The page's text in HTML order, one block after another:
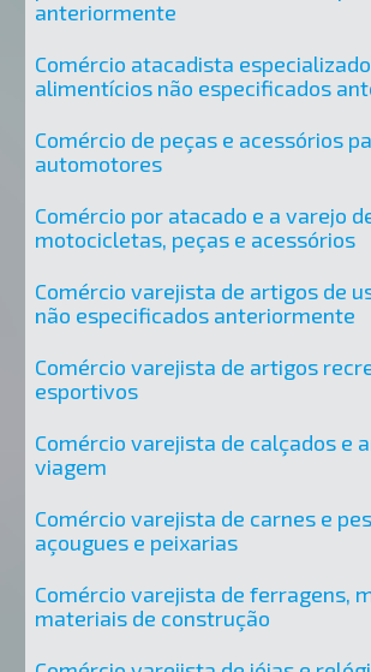
anteriormente
Comércio atacadista
alimentícios não especificados
Comércio de peças e acessórios
automotores
Comércio por atacado e a varejo
motocicletas, peças e acessórios
Comércio varejista de artigos de
não especificados anteriormente
Comércio varejista de artigos
esportivos
Comércio varejista de calçados e
viagem
Comércio varejista de carnes e
açougues e peixarias
Comércio varejista de ferragens,
materiais de construção